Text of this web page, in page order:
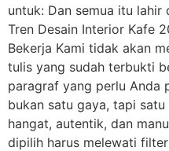
untuk: Dan semua itu
Tren Desain Interior Kafe
Bekerja Kami tidak akan
tulis yang sudah terbukti
paragraf yang perlu Anda
bukan satu gaya, tapi
hangat, autentik, dan
dipilih harus melewati